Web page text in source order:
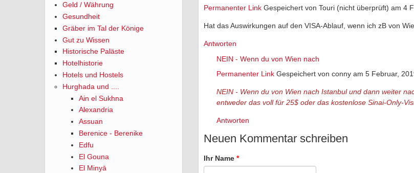
Geld / Währung
Gesundheit
Gräber im Tal der Könige
Gut zu Wissen
Historische Paläste
Hotelhistorie
Hotels und Hostels
Hurghada und ....
Ain el Sukhna
Alexandria
Assuan
Berenice - Berenike
Edfu
El Gouna
El Minyā
Permanenter Link Gespeichert von Touri (nicht überprüft) am 4
Hat das Auswirkungen auf den VISA-Ablauf, wenn ich zB von
Antworten
NEIN - Wenn du von Wien nach
Permanenter Link Gespeichert von conny am 5 Februar,
NEIN - Wenn du von Wien nach Istanbul und dann weiter
entweder das voll für 25$ oder das kostenlose Sinai-Only-
Antworten
Neuen Kommentar schreiben
Ihr Name *